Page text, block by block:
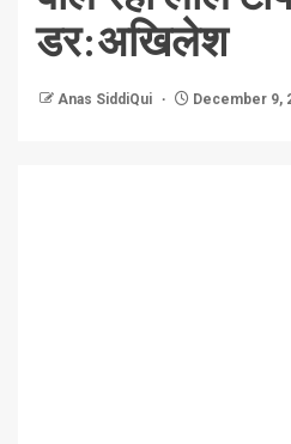
डर:अखिलेश
Anas SiddiQui December 9,